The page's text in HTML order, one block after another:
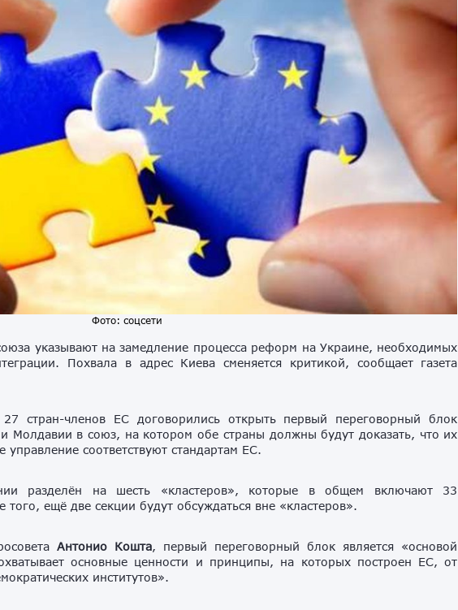
Фото: соцсети
указывают на замедление процесса реформ на Украине, необходимых
Похвала в адрес Киева сменяется критикой, сообщает газета
стран-членов ЕС договорились открыть первый переговорный блок
Молдавии в союз, на котором обе страны должны будут доказать, что их
управление соответствуют стандартам ЕС.
разделён на шесть «кластеров», которые в общем включают 33
ещё две секции будут обсуждаться вне «кластеров».
Антонио Кошта, первый переговорный блок является «основой
основные ценности и принципы, на которых построен ЕС, от
институтов».